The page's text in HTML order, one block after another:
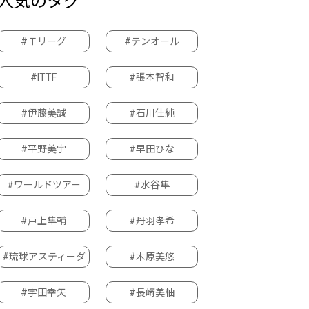
#Ｔリーグ #テンオール
#ITTF #張本智和
#伊藤美誠 #石川佳純
#平野美宇 #早田ひな
#ワールドツアー #水谷隼
#戸上隼輔 #丹羽孝希
#琉球アスティーダ #木原美悠
#宇田幸矢 #長﨑美柚